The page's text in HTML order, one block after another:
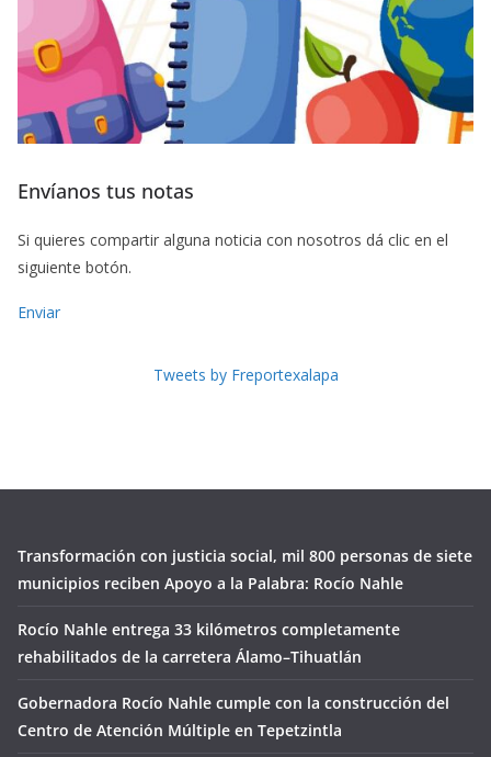
Envíanos tus notas
Si quieres compartir alguna noticia con nosotros dá clic en el
siguiente botón.
Enviar
Tweets by Freportexalapa
Transformación con justicia social, mil 800 personas de siete
municipios reciben Apoyo a la Palabra: Rocío Nahle
Rocío Nahle entrega 33 kilómetros completamente
rehabilitados de la carretera Álamo–Tihuatlán
Gobernadora Rocío Nahle cumple con la construcción del
Centro de Atención Múltiple en Tepetzintla